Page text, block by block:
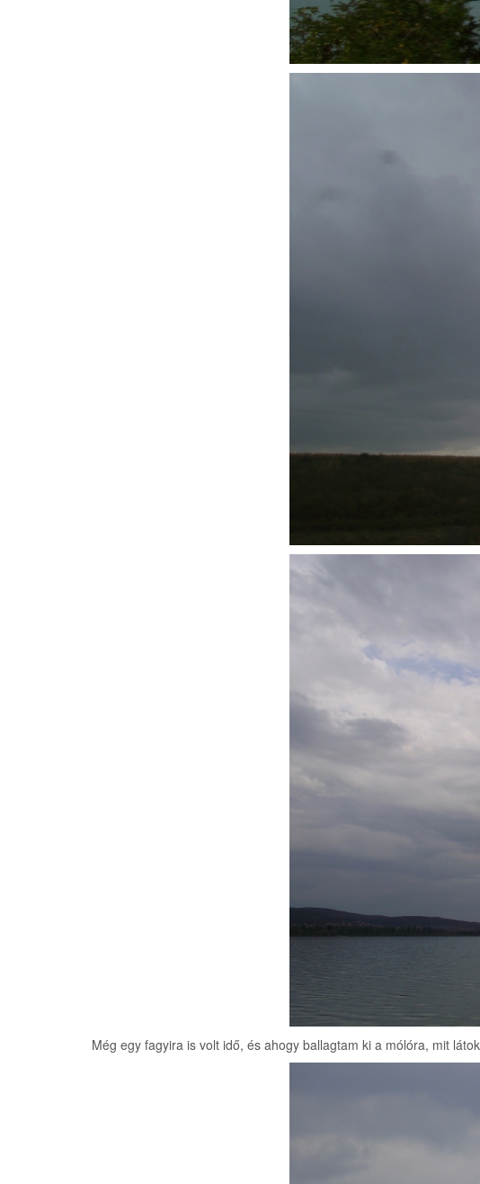
Még egy fagyira is volt idő, és ahogy ballagtam ki a mólóra, mit